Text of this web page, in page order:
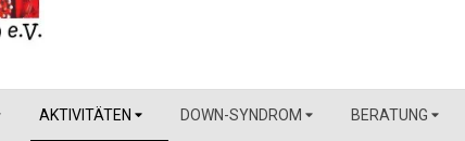
AKTIVITÄTEN DOWN-SYNDROM BERATUNG